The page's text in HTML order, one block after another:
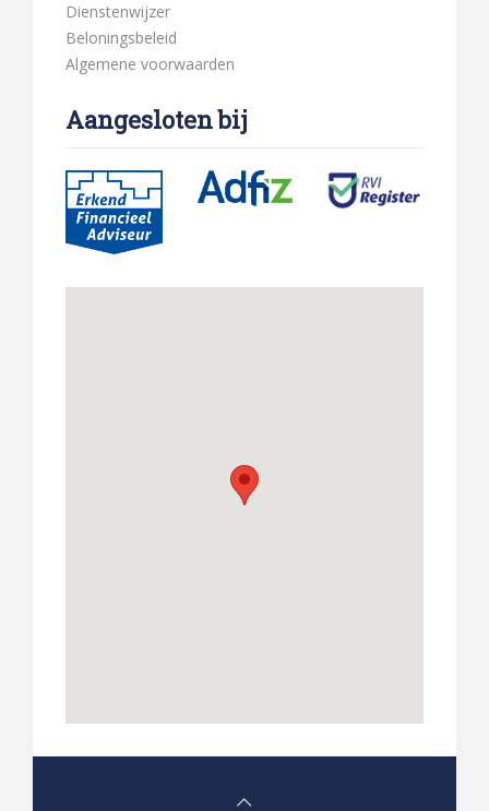
Dienstenwijzer
Beloningsbeleid
Algemene voorwaarden
Aangesloten bij